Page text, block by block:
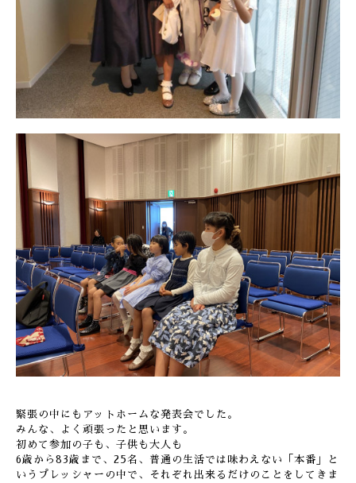
緊張の中にもアットホームな発表会でした。
みんな、よく頑張ったと思います。
初めて参加の子も、子供も大人も
6歳から83歳まで、25名、普通の生活では味わえない「本番」と
いうプレッシャーの中で、それぞれ出来るだけのことをしてきま